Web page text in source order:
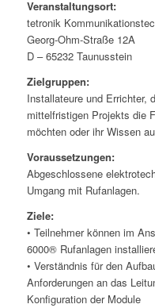
Veranstaltungsort:
tetronik
Georg-Ohm-Straße 12A
D – 65232 Taunusstein
Zielgruppen:
Installateure und Errichter,
mittelfristigen Projekts die
möchten oder ihr Wissen
Voraussetzungen:
Abgeschlossene
Umgang mit Rufanlagen.
Ziele:
• Teilnehmer können im
6000® Rufanlagen
• Verständnis für den
Anforderungen an das
Konfiguration der Module